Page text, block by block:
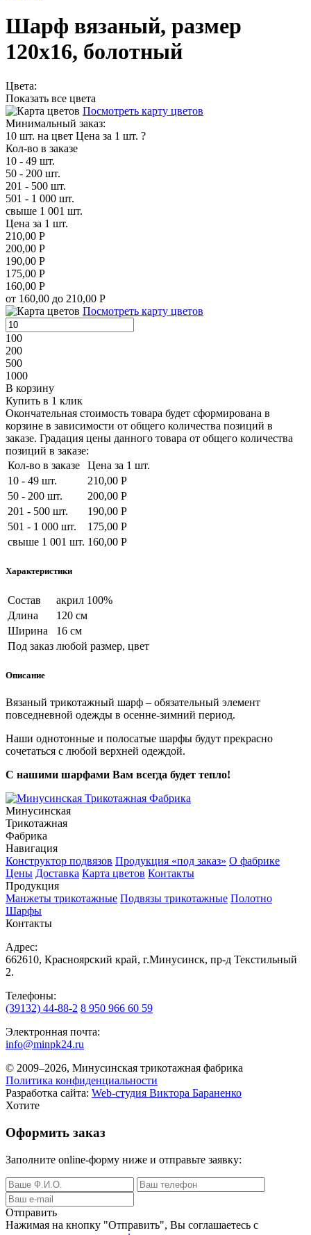
Шарф вязаный, размер
120х16, болотный
Цвета:
Показать все цвета
Посмотреть карту цветов
Минимальный заказ:
10 шт. на цвет Цена за 1 шт. ?
Кол-во в заказе
10 - 49 шт.
50 - 200 шт.
201 - 500 шт.
501 - 1 000 шт.
свыше 1 001 шт.
Цена за 1 шт.
210,00 Р
200,00 Р
190,00 Р
175,00 Р
160,00 Р
от 160,00 до 210,00 Р
Посмотреть карту цветов
100
200
500
1000
В корзину
Купить в 1 клик
Окончательная стоимость товара будет сформирована в
корзине в зависимости от общего количества позиций в
заказе. Градация цены данного товара от общего количества
позиций в заказе:
Кол-во в заказе
Цена за 1 шт.
10 - 49 шт.
210,00 Р
50 - 200 шт.
200,00 Р
201 - 500 шт.
190,00 Р
501 - 1 000 шт.
175,00 Р
свыше 1 001 шт. 160,00 Р
Характеристики
Состав
акрил 100%
Длина
120 см
Ширина
16 см
Под заказ любой размер, цвет
Описание
Вязаный трикотажный шарф – обязательный элемент
повседневной одежды в осенне-зимний период.
Наши однотонные и полосатые шарфы будут прекрасно
сочетаться с любой верхней одеждой.
С нашими шарфами Вам всегда будет тепло!
Минусинская
Трикотажная
Фабрика
Навигация
Конструктор подвязов Продукция «под заказ» О фабрике
Цены Доставка Карта цветов Контакты
Продукция
Манжеты трикотажные Подвязы трикотажные Полотно
Шарфы
Контакты
Адрес:
662610, Красноярский край, г.Минусинск, пр-д Текстильный
2.
Телефоны:
(39132) 44-88-2 8 950 966 60 59
Электронная почта:
info@minpk24.ru
© 2009–2026, Минусинская трикотажная фабрика
Политика конфиденциальности
Разработка сайта: Web-студия Виктора Бараненко
Хотите
Оформить заказ
Заполните online-форму ниже и отправьте заявку:
Отправить
Нажимая на кнопку "Отправить", Вы соглашаетесь с